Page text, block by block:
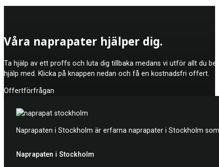
Våra naprapater hjälper dig.
Ta hjälp av ett proffs och luta dig tillbaka medans vi utför allt du
hjälp med. Klicka på knappen nedan och få en kostnadsfri offert.
Offertförfrågan
Naprapaten i Stockholm är erfarna naprapater i Stockholm
Naprapaten i Stockholm